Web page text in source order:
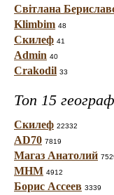
Світлана
Klimbim 48
Скилеф 41
Admin 40
Crakodil 33
Топ 15
Скилеф 22332
AD70 7819
Магаз Анатолий
МНМ 4912
Борис Ассеев 3339